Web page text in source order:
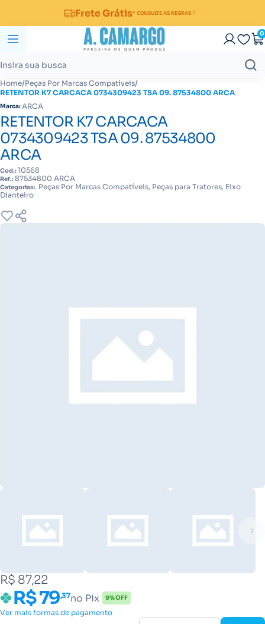
Frete Grátis* CONSULTE AS REGRAS
0
Home/Peças Por Marcas Compatíveis/
RETENTOR K7 CARCACA 0734309423 TSA 09. 87534800 ARCA
Marca:ARCA
RETENTOR K7 CARCACA
0734309423 TSA 09. 87534800
ARCA
Cod.:10568
Ref.:87534800 ARCA
Categorias: Peças Por Marcas Compatíveis, Peças para Tratores, Eixo
Dianteiro
R$ 87,22
R$ 79,37no Pix 9% OFF
Ver mais formas de pagamento